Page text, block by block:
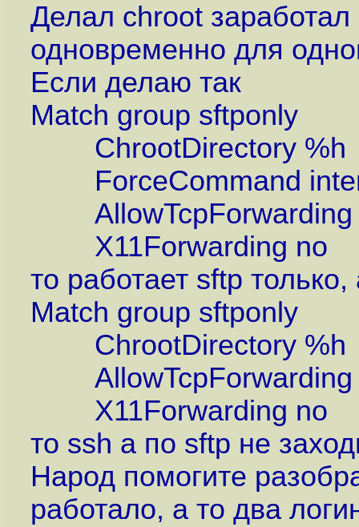
Делал chroot заработал
одновременно для
Если делаю так
Match group sftponly
ChrootDirectory %h
ForceCommand
AllowTcpForwarding
X11Forwarding no
то работает sftp только,
Match group sftponly
ChrootDirectory %h
AllowTcpForwarding
X11Forwarding no
то ssh а по sftp не
Народ помогите
работало, а то два